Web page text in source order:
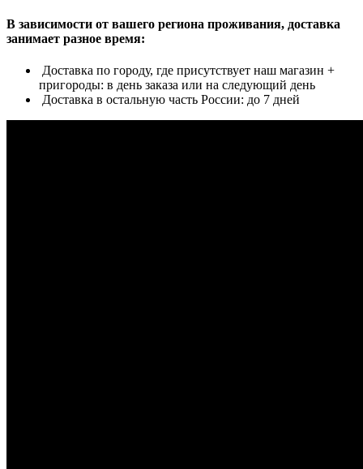
В зависимости от вашего региона проживания, доставка
занимает разное время:
Доставка по городу, где присутствует наш магазин +
пригороды: в день заказа или на следующий день
Доставка в остальную часть России: до 7 дней